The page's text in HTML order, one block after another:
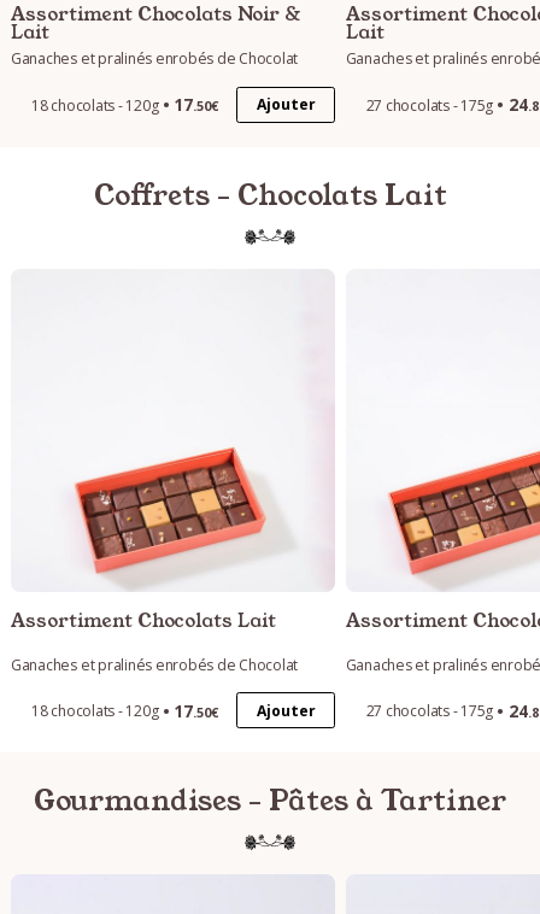
Assortiment Chocolats Noir &
Lait
Ganaches et pralinés enrobés de Chocolat
18 chocolats - 120g 17.50€ Ajouter
Assortiment
Lait
Ganaches et pralinés
27 chocolats - 175g 24
Coffrets - Chocolats Lait
Assortiment Chocolats Lait
Ganaches et pralinés enrobés de Chocolat
18 chocolats - 120g 17.50€ Ajouter
Assortiment
Ganaches et pralinés
27 chocolats - 175g 24
Gourmandises - Pâtes à Tartiner